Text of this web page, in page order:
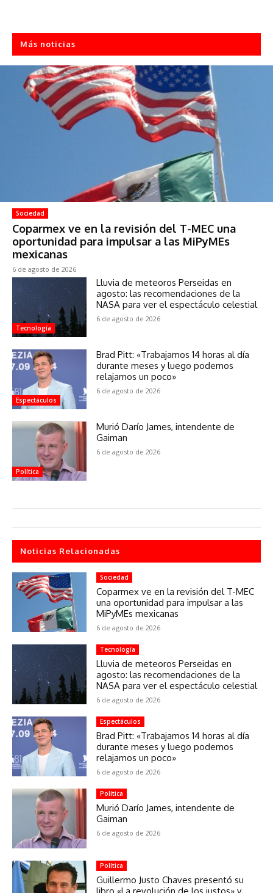
Más noticias
Sociedad
Coparmex ve en la revisión del T-MEC una
oportunidad para impulsar a las MiPyMEs
mexicanas
6 de agosto de 2026
Tecnología
Lluvia de meteoros Perseidas en
agosto: las recomendaciones de la
NASA para ver el espectáculo celestial
6 de agosto de 2026
Espectáculos
Brad Pitt: «Trabajamos 14 horas al día
durante meses y luego podemos
relajarnos un poco»
6 de agosto de 2026
Política
Murió Darío James, intendente de
Gaiman
6 de agosto de 2026
Noticias Relacionadas
Sociedad
Coparmex ve en la revisión del T-MEC
una oportunidad para impulsar a las
MiPyMEs mexicanas
6 de agosto de 2026
Tecnología
Lluvia de meteoros Perseidas en
agosto: las recomendaciones de la
NASA para ver el espectáculo celestial
6 de agosto de 2026
Espectáculos
Brad Pitt: «Trabajamos 14 horas al día
durante meses y luego podemos
relajarnos un poco»
6 de agosto de 2026
Política
Murió Darío James, intendente de
Gaiman
6 de agosto de 2026
Política
Guillermo Justo Chaves presentó su